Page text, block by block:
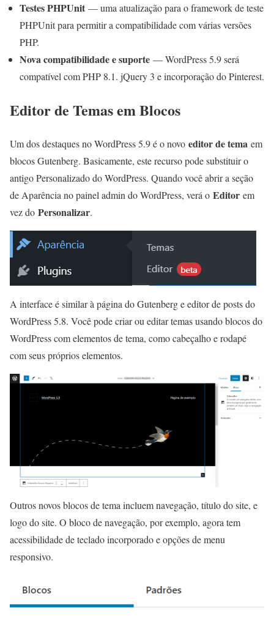
Testes PHPUnit — uma atualização para o framework de teste
PHPUnit para permitir a compatibilidade com várias versões
PHP.
Nova compatibilidade e suporte — WordPress 5.9 será
compatível com PHP 8.1. jQuery 3 e incorporação do Pinterest.
Editor de Temas em Blocos
Um dos destaques no WordPress 5.9 é o novo editor de tema em
blocos Gutenberg. Basicamente, este recurso pode substituir o
antigo Personalizado do WordPress. Quando você abrir a seção
de Aparência no painel admin do WordPress, verá o Editor em
vez do Personalizar.
A interface é similar à página do Gutenberg e editor de posts do
WordPress 5.8. Você pode criar ou editar temas usando blocos do
WordPress com elementos de tema, como cabeçalho e rodapé
com seus próprios elementos.
Outros novos blocos de tema incluem navegação, título do site, e
logo do site. O bloco de navegação, por exemplo, agora tem
acessibilidade de teclado incorporado e opções de menu
responsivo.